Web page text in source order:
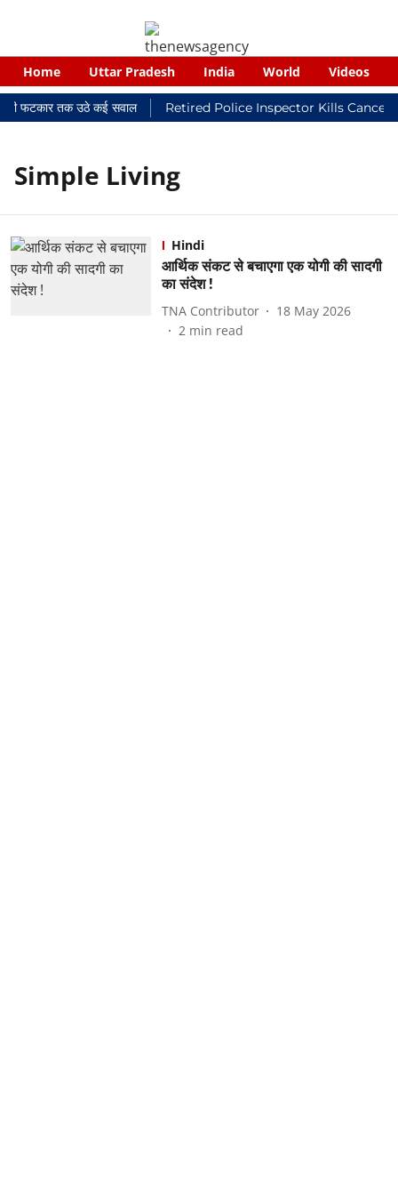
Home Uttar Pradesh India World Videos
फटकार तक उठे कई सवाल Retired Police Inspector Kills
Simple Living
Hindi
आर्थिक संकट से बचाएगा एक योगी की सादगी
का संदेश !
TNA Contributor
18 May 2026
2 min read